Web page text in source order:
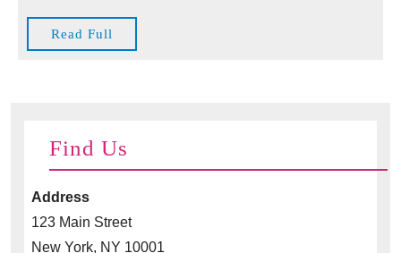
Read Full
Full
Find Us
Address
123 Main Street
New York, NY 10001